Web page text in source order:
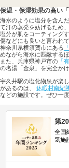
保温・保湿効果の高い「
海水のように塩分を含ん
て汗の蒸発を妨げるため
塩分が肌をコーティング
傷などにも良いと言われて
神奈川県横須賀市にある
めながら海水に匹敵する
また、兵庫県神戸市の 「
の名湯「金泉」を完全か
宇久井駅の塩化物泉が楽
があるのは、 休暇村南紀
などの施設です。ぜひ一
第
全国
気施